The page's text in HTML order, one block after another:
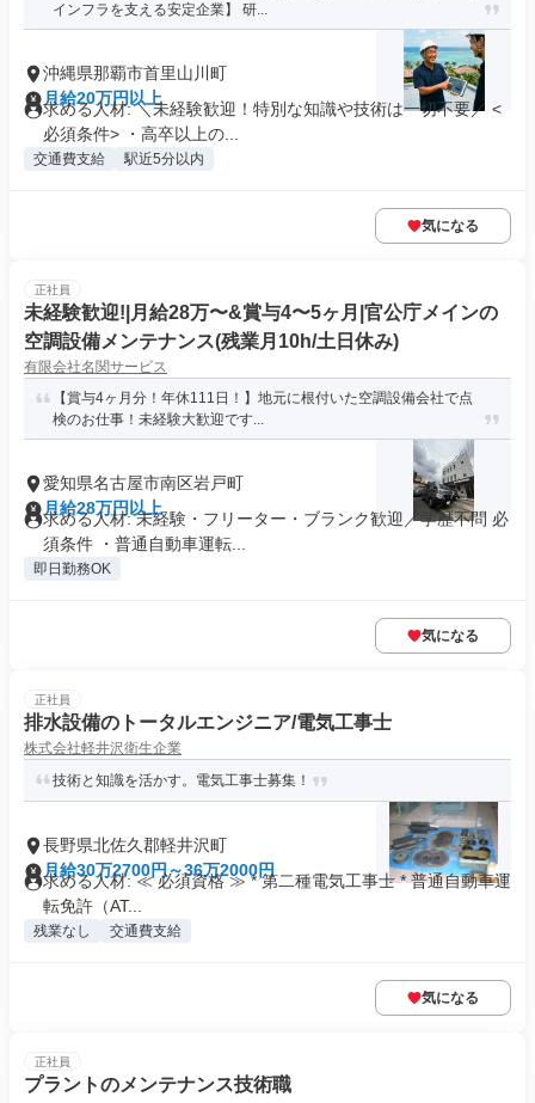
インフラを支える安定企業】 研...
沖縄県那覇市首里山川町
月給20万円以上
求める人材: ＼未経験歓迎！特別な知識や技術は一切不要／ <
必須条件> ・高卒以上の...
交通費支給 駅近5分以内
気になる
正社員
未経験歓迎!|月給28万〜&賞与4〜5ヶ月|官公庁メインの
空調設備メンテナンス(残業月10h/土日休み)
有限会社名関サービス
【賞与4ヶ月分！年休111日！】地元に根付いた空調設備会社で点
検のお仕事！未経験大歓迎です...
愛知県名古屋市南区岩戸町
月給28万円以上
求める人材: 未経験・フリーター・ブランク歓迎／学歴不問 必
須条件 ・普通自動車運転...
即日勤務OK
気になる
正社員
排水設備のトータルエンジニア/電気工事士
株式会社軽井沢衛生企業
技術と知識を活かす。電気工事士募集！
長野県北佐久郡軽井沢町
月給30万2700円～36万2000円
求める人材: ≪ 必須資格 ≫ * 第二種電気工事士 * 普通自動車運
転免許（AT...
残業なし 交通費支給
気になる
正社員
プラントのメンテナンス技術職